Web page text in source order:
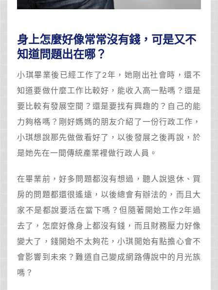
身上怎麼好像常常沒有錢，可是又不
知道問題出在哪？
小琪畢業後已經工作了2年，她剛出社會時，還不
知道要做什麼工作比較好，能收入高一點嗎？還是
要比較有發展空間？還是要找有興趣的？自己的能
力夠格嗎？剛好媽媽的朋友介紹了一份行政工作，
小琪想說那先做做看好了，以後發展之後再說，於
是她先在一間傳統產業裡做行政人員。
在畢業前，好多問題都沒有想過，聽人說退休、買
房的問題都還很遙遠，以後總會有辦法的，而且大
家不是都說要活在當下嗎？但隨著開始工作2年過
去了，怎麼好像身上都沒有錢，而且財務壓力好像
變大了，錢開始不太夠花，小琪開始有點擔心會不
會影響到未來？難道自己變成網路傳說中的月光族
嗎？